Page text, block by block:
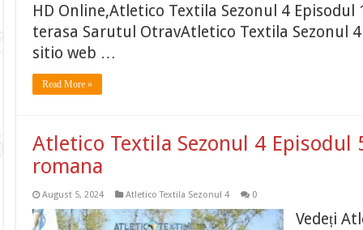
HD Online,Atletico Textila Sezonul 4 Episodul
terasa Sarutul OtravAtletico Textila Sezonul
sitio web …
Read More »
Atletico Textila Sezonul 4
romana
August 5, 2024 Atletico Textila Sezonul 4 0
Vedeți